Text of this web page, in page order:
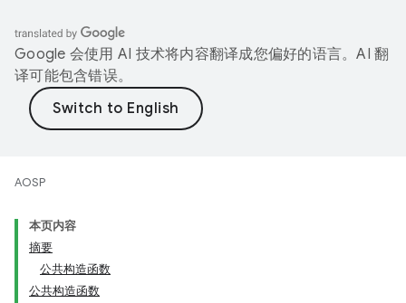
Google 会使用 AI 技术将内容翻译成您偏好的语言。AI 翻
译可能包含错误。
AOSP
本页内容
摘要
公共构造函数
公共构造函数